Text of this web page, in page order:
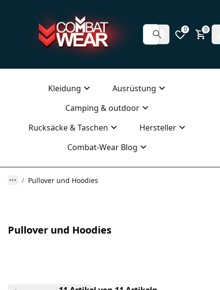
0 0
Kleidung
Ausrüstung
Camping & outdoor
Rucksäcke & Taschen
Hersteller
Combat-Wear Blog
Pullover und Hoodies
Pullover und Hoodies